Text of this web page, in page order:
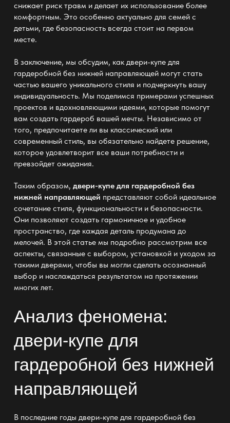
снижает риск травм и делает их использование более
комфортным. Это особенно актуально для семей с
детьми, где безопасность всегда стоит на первом
месте.
В заключение, мы обсудим, какдвери-купе для
гардеробной без нижней направляющеймогут стать
частью вашего уникального стиля и подчеркнуть вашу
индивидуальность. Мы поделимся примерами успешных
проектов и вдохновляющими идеями, которые помогут
вам создать гардероб вашей мечты. Независимо от
того, предпочитаете ли вы классический или
современный стиль, вы обязательно найдете решение,
которое удовлетворит все ваши потребности и
превзойдет ожидания.
Таким образом, двери-купе для гардеробной без
нижней направляющей представляют собой идеальное
сочетание стиля, функциональности и безопасности.
Они позволяют создать гармоничное и удобное
пространство, где каждая деталь продумана до
мелочей. В этой статье мы подробно рассмотрим все
аспекты, связанные с выбором, установкой и уходом за
такими дверями, чтобы вы могли сделать осознанный
выбор и наслаждаться результатом на протяжении
многих лет.
Анализ феномена:
двери-купе для
гардеробной без нижней
направляющей
В последние годы двери-купе для гардеробной без